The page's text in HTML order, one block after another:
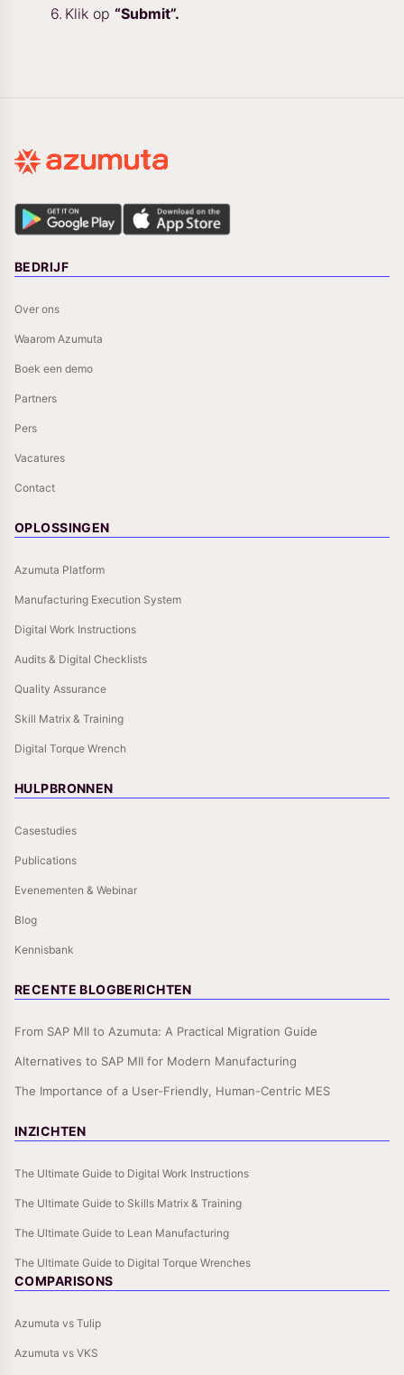
Klik op “Submit”.
BEDRIJF
Over ons
Waarom Azumuta
Boek een demo
Partners
Pers
Vacatures
Contact
OPLOSSINGEN
Azumuta Platform
Manufacturing Execution System
Digital Work Instructions
Audits & Digital Checklists
Quality Assurance
Skill Matrix & Training
Digital Torque Wrench
HULPBRONNEN
Casestudies
Publications
Evenementen & Webinar
Blog
Kennisbank
RECENTE BLOGBERICHTEN
From SAP MII to Azumuta: A Practical Migration Guide
Alternatives to SAP MII for Modern Manufacturing
The Importance of a User-Friendly, Human-Centric MES
INZICHTEN
The Ultimate Guide to Digital Work Instructions
The Ultimate Guide to Skills Matrix & Training
The Ultimate Guide to Lean Manufacturing
The Ultimate Guide to Digital Torque Wrenches
COMPARISONS
Azumuta vs Tulip
Azumuta vs VKS